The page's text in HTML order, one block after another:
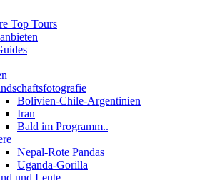
Top Tours
Bolivien-Chile-Argentinien
Iran
Bald im Programm..
Nepal-Rote Pandas
Uganda-Gorilla
und Leute